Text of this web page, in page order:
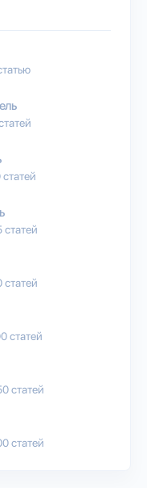
статей
статей
статей
статей
статей